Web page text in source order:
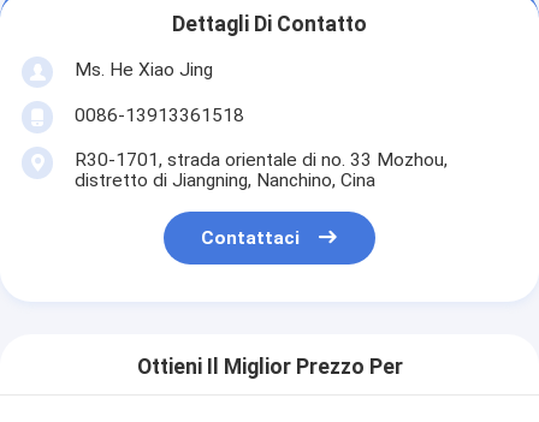
Dettagli Di Contatto
Ms. He Xiao Jing
0086-13913361518
R30-1701, strada orientale di no. 33 Mozhou,
distretto di Jiangning, Nanchino, Cina
Contattaci
Ottieni Il Miglior Prezzo Per